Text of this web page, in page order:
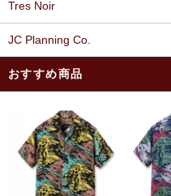
Tres Noir
JC Planning Co.
おすすめ商品